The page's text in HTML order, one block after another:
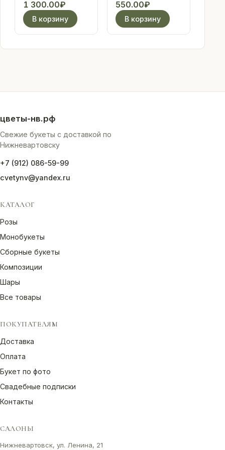
(голубая)
1 300.00₽
В корзину
лучшей
подружке!
550.00₽
В корзину
цветы-нв.рф
Свежие букеты с доставкой по
Нижневартовску
+7 (912) 086-59-99
cvetynv@yandex.ru
КАТАЛОГ
Розы
Монобукеты
Сборные букеты
Композиции
Шары
Все товары
ПОКУПАТЕЛЯМ
Доставка
Оплата
Букет по фото
Свадебные подписки
Контакты
САЛОНЫ
Нижневартовск, ул. Ленина, 21